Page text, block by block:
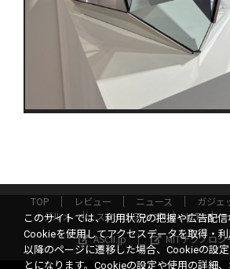
TOP レビュー ニュース ガジェ
グルメ
スタートアップ ICT
ASCII.jp
MITテクノロ
このサイトでは、利用状況の把握や広告配
Cookieを使用してアクセスデータを取得・
以降のページに遷移した場合、Cookieの設
とになります。Cookieの設定や使用の詳細